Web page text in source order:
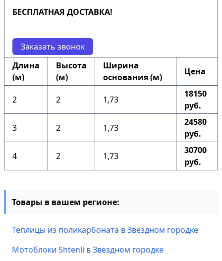
БЕСПЛАТНАЯ ДОСТАВКА!
Заказать звонок
Длина
(м)
Высота
(м)
Ширина
основания (м)
Цена
2 2 1,73
18150
руб.
3 2 1,73
24580
руб.
4 2 1,73
30700
руб.
Товары в вашем регионе:
Теплицы из поликарбоната в Звёздном городке
Мотоблоки Shtenli в Звёздном городке